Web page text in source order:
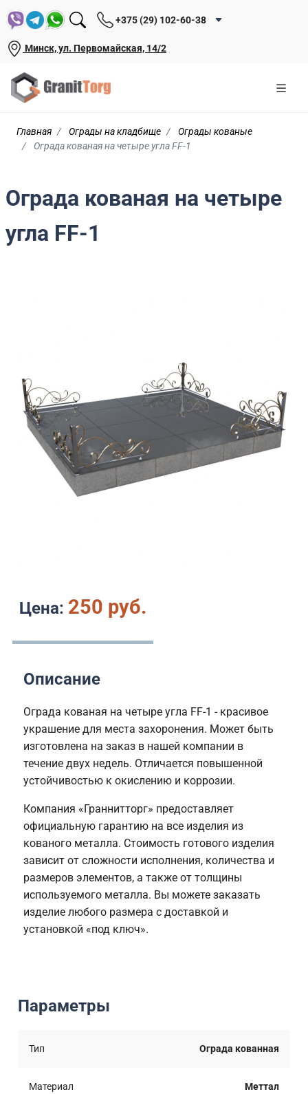
+375 (29) 102-60-38
Минск, ул. Первомайская, 14/2
Главная Ограды на кладбище
Ограды кованые
Ограда кованая на четыре угла FF-1
Ограда кованая на четыре
угла FF-1
Цена: 250 руб.
Описание
Ограда кованая на четыре угла FF-1 - красивое
украшение для места захоронения. Может быть
изготовлена на заказ в нашей компании в
течение двух недель. Отличается повышенной
устойчивостью к окислению и коррозии.
Компания «Граннитторг» предоставляет
официальную гарантию на все изделия из
кованого металла. Стоимость готового изделия
зависит от сложности исполнения, количества и
размеров элементов, а также от толщины
используемого металла. Вы можете заказать
изделие любого размера с доставкой и
установкой «под ключ».
Параметры
Тип Ограда кованная
Материал Меттал